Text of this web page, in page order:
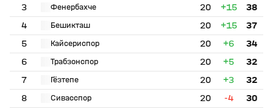
3
Фенербахче 20 +15
38
4
Бешикташ 20 +15
37
5
Кайсериспор 20 +6
34
6
Трабзонспор 20 +5
32
7
Гёзтепе 20 +3
32
8
Сивасспор 20 -4
30